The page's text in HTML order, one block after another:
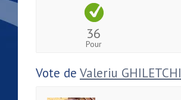
36
Pour
Vote de Valeriu GHILETCHI